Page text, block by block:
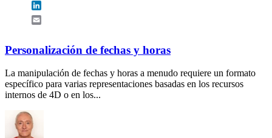
Personalización de fechas y horas
La manipulación de fechas y horas a menudo requiere un formato
específico para varias representaciones basadas en los recursos
internos de 4D o en los...